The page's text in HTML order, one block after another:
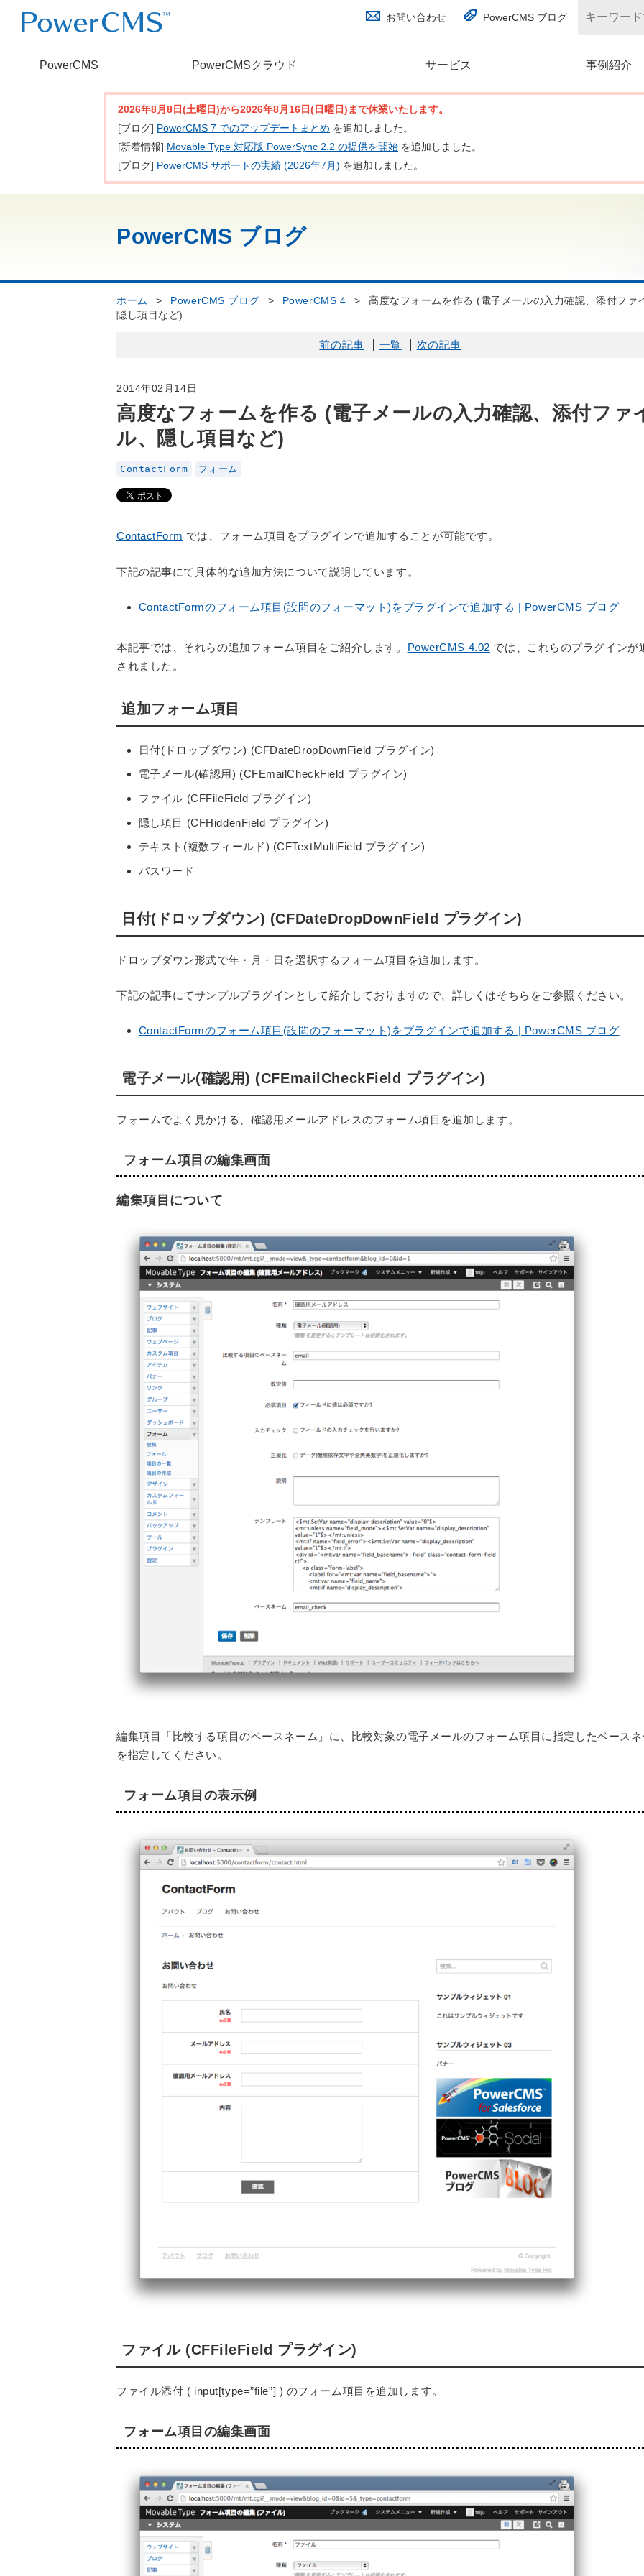
お問い合わせ PowerCMS ブログ
PowerCMS PowerCMSクラウド サービス 事例紹介
(別ウィンドウで開く)
2026年8月8日(土曜日)から2026年8月16日(日曜日)まで休業いたします。
[ブログ] PowerCMS 7 でのアップデートまとめ を追加しました。
[新着情報] Movable Type 対応版 PowerSync 2.2 の提供を開始 を追加しました。
[ブログ] PowerCMS サポートの実績 (2026年7月) を追加しました。
PowerCMS ブログ
ホーム > PowerCMS ブログ > PowerCMS 4 >
高度なフォームを作る (電子メールの入力確認、添付ファ
隠し項目など)
前の記事 一覧 次の記事
2014年02月14日
高度なフォームを作る (電子メールの入力確認、添付ファ
ル、隠し項目など)
ContactForm フォーム
ContactForm では、フォーム項目をプラグインで追加することが可能です。
下記の記事にて具体的な追加方法について説明しています。
ContactFormのフォーム項目(設問のフォーマット)をプラグインで追加する | PowerCMS ブログ
本記事では、それらの追加フォーム項目をご紹介します。 PowerCMS 4.02 では、これらのプラグインが
されました。
追加フォーム項目
日付(ドロップダウン) (CFDateDropDownField プラグイン)
電子メール(確認用) (CFEmailCheckField プラグイン)
ファイル (CFFileField プラグイン)
隠し項目 (CFHiddenField プラグイン)
テキスト(複数フィールド) (CFTextMultiField プラグイン)
パスワード
日付(ドロップダウン) (CFDateDropDownField プラグイン)
ドロップダウン形式で年・月・日を選択するフォーム項目を追加します。
下記の記事にてサンプルプラグインとして紹介しておりますので、詳しくはそちらをご参照ください。
ContactFormのフォーム項目(設問のフォーマット)をプラグインで追加する | PowerCMS ブログ
電子メール(確認用) (CFEmailCheckField プラグイン)
フォームでよく見かける、確認用メールアドレスのフォーム項目を追加します。
フォーム項目の編集画面
編集項目について
編集項目「比較する項目のベースネーム」に、比較対象の電子メールのフォーム項目に指定したベース
を指定してください。
フォーム項目の表示例
ファイル (CFFileField プラグイン)
ファイル添付 ( input[type=”file”] ) のフォーム項目を追加します。
フォーム項目の編集画面